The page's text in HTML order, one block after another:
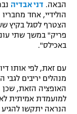
תקנון פעילות
רשיון להקרנה
לוח דרושים –
תגיות
הבאה. דני אבדיה
הולידיי, אחד
הצטרף לסגל בקיץ
פריק" במשך שתי
באכילס".
עם זאת, לפי אותו
מנהלים יריבים
האופציה הזאת, שכן
למועמדת אמיתית
הנראה יתקשו